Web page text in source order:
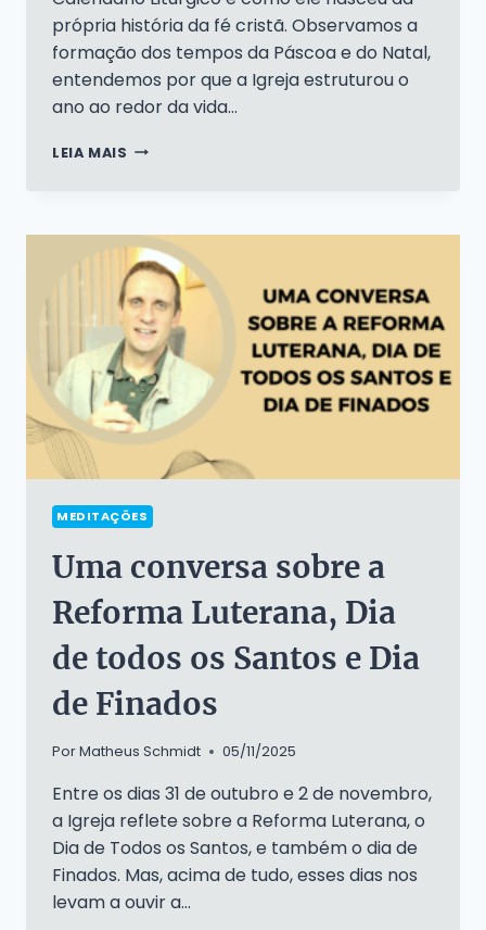
própria história da fé cristã. Observamos a
formação dos tempos da Páscoa e do Natal,
entendemos por que a Igreja estruturou o
ano ao redor da vida…
LEIA MAIS O
CALENDÁRIO
LITÚRGICO?
MEDITAÇÕES
Uma conversa sobre a
Reforma Luterana, Dia
de todos os Santos e Dia
de Finados
PorMatheus Schmidt 05/11/2025
Entre os dias 31 de outubro e 2 de novembro,
a Igreja reflete sobre a Reforma Luterana, o
Dia de Todos os Santos, e também o dia de
Finados. Mas, acima de tudo, esses dias nos
levam a ouvir a…